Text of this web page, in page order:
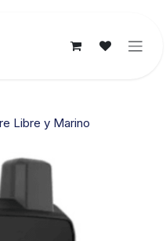
Libre y Marino